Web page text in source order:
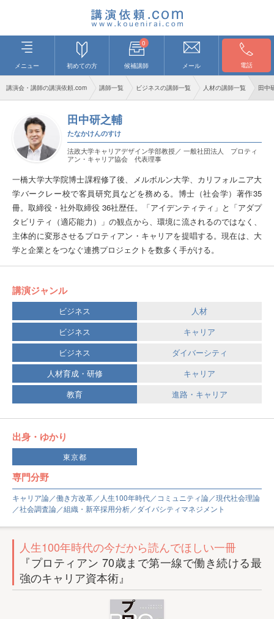
メニュー 初めての方
0
候補講師 メール 電話
講演会・講師の講演依頼.com 講師一覧 ビジネスの講師一覧 人材の講師一覧 田中
田中研之輔
たなかけんのすけ
法政大学キャリアデザイン学部教授／ 一般社団法人 プロティ
アン・キャリア協会 代表理事
一橋大学大学院博士課程修了後、メルボルン大学、カリフォルニア大
学バークレー校で客員研究員などを務める。博士（社会学）著作35
冊。取締役・社外取締役 36社歴任。「アイデンティティ」と「アダプ
タビリティ（適応能力）」の観点から、環境に流されるのではなく、
主体的に変形させるプロティアン・キャリアを提唱する。現在は、大
学と企業とをつなぐ連携プロジェクトを数多く手がける。
講演ジャンル
ビジネス
人材
ビジネス
キャリア
ビジネス
ダイバーシティ
人材育成・研修
キャリア
教育
進路・キャリア
出身・ゆかり
東京都
専門分野
キャリア論／働き方改革／人生100年時代／コミュニティ論／現代社会理論
／社会調査論／組織・新卒採用分析／ダイバシティマネジメント
人生100年時代の今だから読んでほしい一冊
『プロティアン 70歳まで第一線で働き続ける最
強のキャリア資本術』